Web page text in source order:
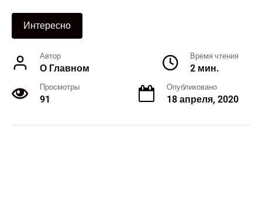
Интересно
Автор
О Главном
Время чтения
2 мин.
Просмотры
91
Опубликовано
18 апреля, 2020